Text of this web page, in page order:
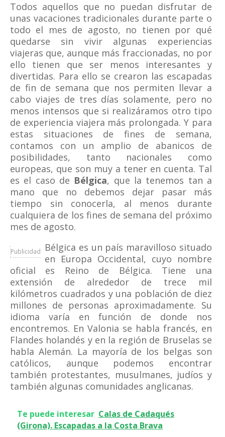
Todos aquellos que no puedan disfrutar de
unas vacaciones tradicionales durante parte o
todo el mes de agosto, no tienen por qué
quedarse sin vivir algunas experiencias
viajeras que, aunque más fraccionadas, no por
ello tienen que ser menos interesantes y
divertidas. Para ello se crearon las escapadas
de fin de semana que nos permiten llevar a
cabo viajes de tres días solamente, pero no
menos intensos que si realizáramos otro tipo
de experiencia viajera más prolongada. Y para
estas situaciones de fines de semana,
contamos con un amplio de abanicos de
posibilidades, tanto nacionales como
europeas, que son muy a tener en cuenta. Tal
es el caso de Bélgica, que la tenemos tan a
mano que no debemos dejar pasar más
tiempo sin conocerla, al menos durante
cualquiera de los fines de semana del próximo
mes de agosto.
Publicidad
Bélgica es un país maravilloso situado
en Europa Occidental, cuyo nombre
oficial es Reino de Bélgica. Tiene una
extensión de alrededor de trece mil
kilómetros cuadrados y una población de diez
millones de personas aproximadamente. Su
idioma varía en función de donde nos
encontremos. En Valonia se habla francés, en
Flandes holandés y en la región de Bruselas se
habla Alemán. La mayoría de los belgas son
católicos, aunque podemos encontrar
también protestantes, musulmanes, judíos y
también algunas comunidades anglicanas.
Te puede interesar Calas de Cadaqués
(Girona). Escapadas a la Costa Brava